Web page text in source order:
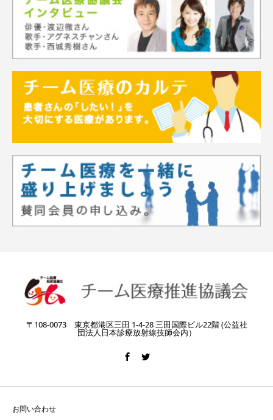
〒108-0073 東京都港区三田 1-4-28 三田国際ビル22階 (公益社
団法人日本診療放射線技師会内）
お問い合わせ